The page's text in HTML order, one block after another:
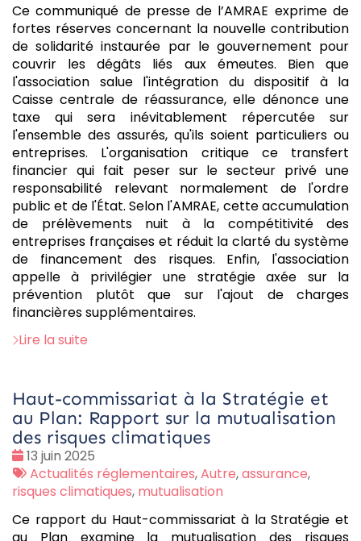
Ce communiqué de presse de l’AMRAE exprime de
fortes réserves concernant la nouvelle contribution
de solidarité instaurée par le gouvernement pour
couvrir les dégâts liés aux émeutes. Bien que
l'association salue l'intégration du dispositif à la
Caisse centrale de réassurance, elle dénonce une
taxe qui sera inévitablement répercutée sur
l'ensemble des assurés, qu'ils soient particuliers ou
entreprises. L'organisation critique ce transfert
financier qui fait peser sur le secteur privé une
responsabilité relevant normalement de l'ordre
public et de l'État. Selon l'AMRAE, cette accumulation
de prélèvements nuit à la compétitivité des
entreprises françaises et réduit la clarté du système
de financement des risques. Enfin, l'association
appelle à privilégier une stratégie axée sur la
prévention plutôt que sur l'ajout de charges
financières supplémentaires.
Lire la suite
Haut-commissariat à la Stratégie et
au Plan: Rapport sur la mutualisation
des risques climatiques
Date
:
13 juin 2025
Tags
:
Actualités réglementaires,Autre,assurance,
risques climatiques, mutualisation
Ce rapport du Haut-commissariat à la Stratégie et
au Plan examine la mutualisation des risques